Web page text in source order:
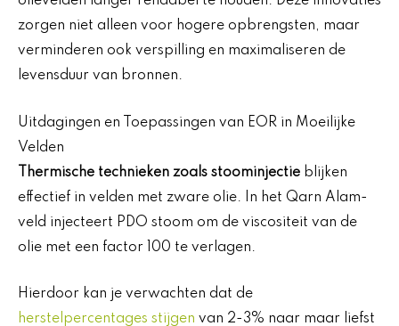
zorgen niet alleen voor hogere opbrengsten, maar
verminderen ook verspilling en maximaliseren de
levensduur van bronnen.
Uitdagingen en Toepassingen van EOR in Moeilijke
Velden
Thermische technieken zoals stoominjectie blijken
effectief in velden met zware olie. In het Qarn Alam-
veld injecteert PDO stoom om de viscositeit van de
olie met een factor 100 te verlagen.
Hierdoor kan je verwachten dat de
herstelpercentages stijgen van 2-3% naar maar liefst